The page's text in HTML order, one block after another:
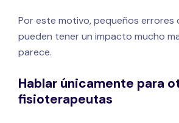
Por este motivo, pequeños errores
pueden tener un impacto mucho
parece.
Hablar únicamente para
fisioterapeutas